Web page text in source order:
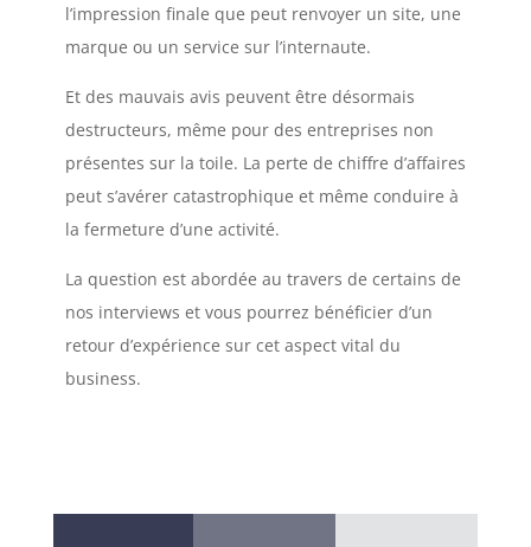
l’impression finale que peut renvoyer un site, une
marque ou un service sur l’internaute.
Et des mauvais avis peuvent être désormais
destructeurs, même pour des entreprises non
présentes sur la toile. La perte de chiffre d’affaires
peut s’avérer catastrophique et même conduire à
la fermeture d’une activité.
La question est abordée au travers de certains de
nos interviews et vous pourrez bénéficier d’un
retour d’expérience sur cet aspect vital du
business.